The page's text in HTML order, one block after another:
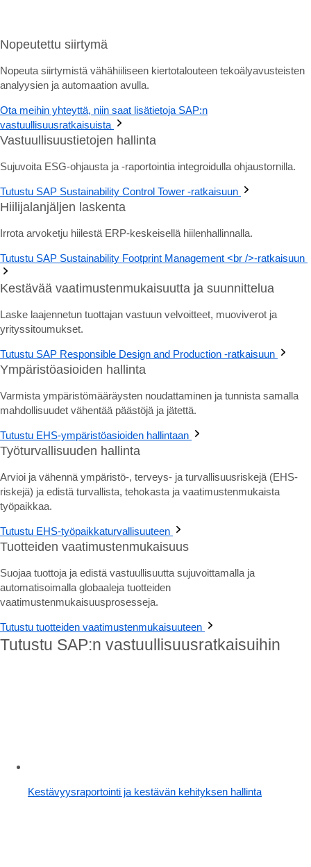
Nopeutettu siirtymä
Nopeuta siirtymistä vähähiiliseen kiertotalouteen tekoälyavusteisten
analyysien ja automaation avulla.
Ota meihin yhteyttä, niin saat lisätietoja SAP:n
vastuullisuusratkaisuista
Vastuullisuustietojen hallinta
Sujuvoita ESG-ohjausta ja -raportointia integroidulla ohjaustornilla.
Tutustu SAP Sustainability Control Tower -ratkaisuun
Hiilijalanjäljen laskenta
Irrota arvoketju hiilestä ERP-keskeisellä hiilenhallinnalla.
Tutustu SAP Sustainability Footprint Management <br />-ratkaisuun
Kestävää vaatimustenmukaisuutta ja suunnittelua
Laske laajennetun tuottajan vastuun velvoitteet, muoviverot ja
yrityssitoumukset.
Tutustu SAP Responsible Design and Production -ratkaisuun
Ympäristöasioiden hallinta
Varmista ympäristömääräysten noudattaminen ja tunnista samalla
mahdollisuudet vähentää päästöjä ja jätettä.
Tutustu EHS-ympäristöasioiden hallintaan
Työturvallisuuden hallinta
Arvioi ja vähennä ympäristö-, terveys- ja turvallisuusriskejä (EHS-
riskejä) ja edistä turvallista, tehokasta ja vaatimustenmukaista
työpaikkaa.
Tutustu EHS-työpaikkaturvallisuuteen
Tuotteiden vaatimustenmukaisuus
Suojaa tuottoja ja edistä vastuullisuutta sujuvoittamalla ja
automatisoimalla globaaleja tuotteiden
vaatimustenmukaisuusprosesseja.
Tutustu tuotteiden vaatimustenmukaisuuteen
Tutustu SAP:n vastuullisuusratkaisuihin
Kestävyysraportointi ja kestävän kehityksen hallinta